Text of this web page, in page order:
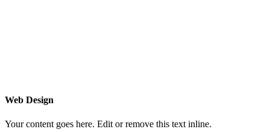
Web Design
Your content goes here. Edit or remove this text inline.